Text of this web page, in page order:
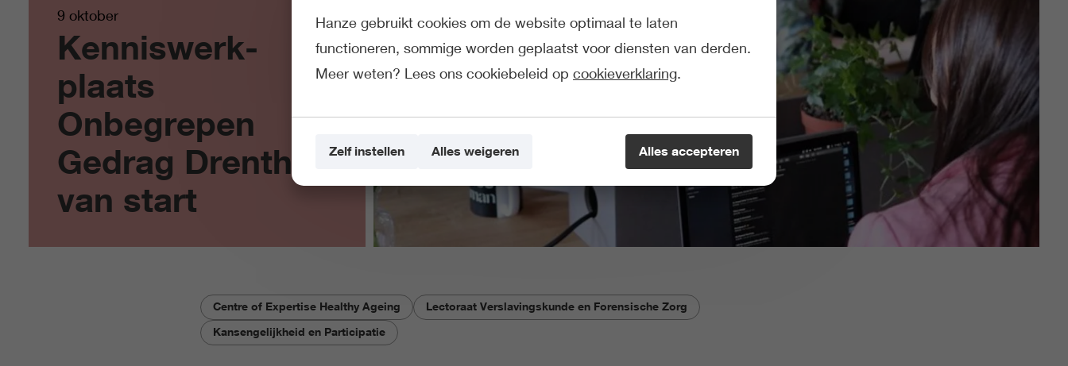
Kenniswerk­
plaats
Onbegrepen
Gedrag Drenthe
van start
9 oktober
Centre of Expertise Healthy Ageing
Lectoraat Verslavingskunde en Forensische Zorg
Kansengelijkheid en Participatie
Hanze gebruikt cookies om de website optimaal te laten
functioneren, sommige worden geplaatst voor diensten van derden.
Meer weten? Lees ons cookiebeleid op cookieverklaring.
Alles accepteren
Zelf instellen Alles weigeren